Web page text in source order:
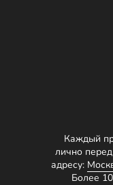
Каждый
лично
адресу:
Более